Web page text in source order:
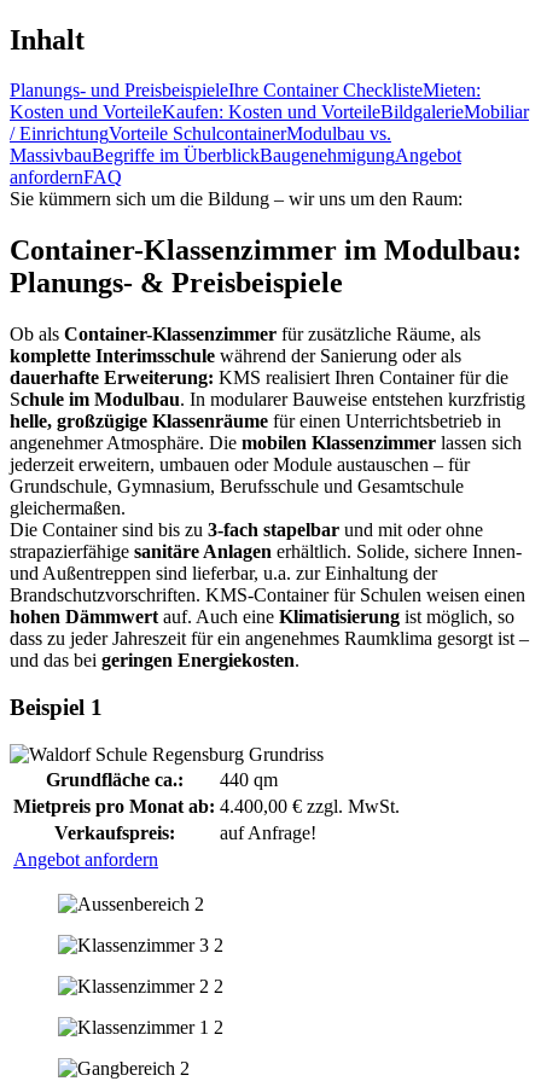
Inhalt
Planungs- und PreisbeispieleIhre Container ChecklisteMieten:
Kosten und VorteileKaufen: Kosten und VorteileBildgalerieMobiliar
/ EinrichtungVorteile SchulcontainerModulbau vs.
MassivbauBegriffe im ÜberblickBaugenehmigungAngebot
anfordernFAQ
Sie kümmern sich um die Bildung – wir uns um den Raum:
Container-Klassenzimmer im Modulbau:
Planungs- & Preisbeispiele
Ob als Container-Klassenzimmer für zusätzliche Räume, als
komplette Interimsschule während der Sanierung oder als
dauerhafte Erweiterung: KMS realisiert Ihren Container für die
Schule im Modulbau. In modularer Bauweise entstehen kurzfristig
helle, großzügige Klassenräume für einen Unterrichtsbetrieb in
angenehmer Atmosphäre. Die mobilen Klassenzimmer lassen sich
jederzeit erweitern, umbauen oder Module austauschen – für
Grundschule, Gymnasium, Berufsschule und Gesamtschule
gleichermaßen.
Die Container sind bis zu 3-fach stapelbar und mit oder ohne
strapazierfähige sanitäre Anlagen erhältlich. Solide, sichere Innen-
und Außentreppen sind lieferbar, u.a. zur Einhaltung der
Brandschutzvorschriften. KMS-Container für Schulen weisen einen
hohen Dämmwert auf. Auch eine Klimatisierung ist möglich, so
dass zu jeder Jahreszeit für ein angenehmes Raumklima gesorgt ist –
und das bei geringen Energiekosten.
Beispiel 1
Grundfläche ca.:
440 qm
Mietpreis pro Monat ab: 4.400,00 € zzgl. MwSt.
Verkaufspreis:
auf Anfrage!
Angebot anfordern